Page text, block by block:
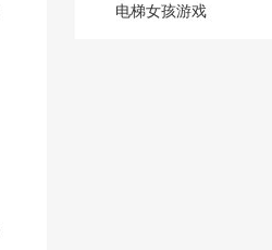
电梯女孩游戏